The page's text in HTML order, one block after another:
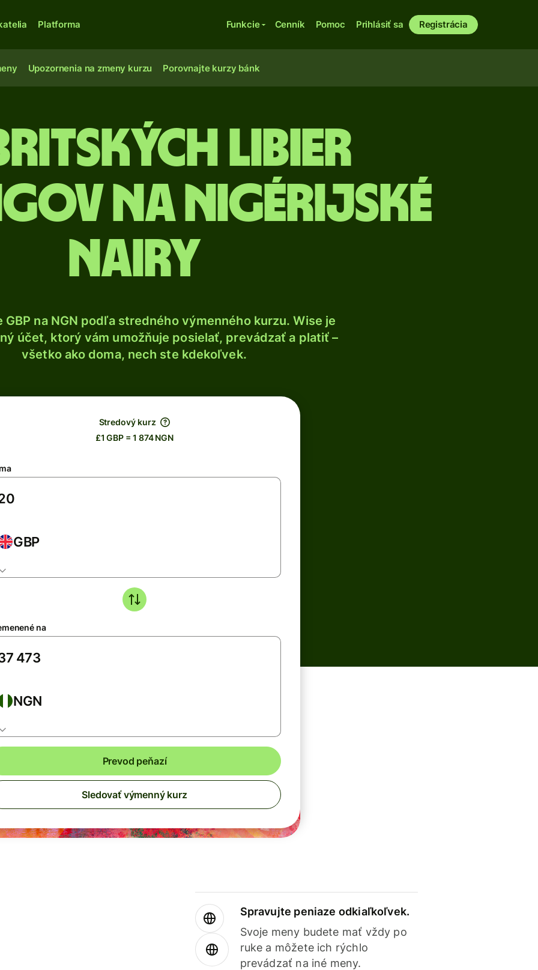
Platforma Funkcie Cenník Pomoc Prihlásiť sa Registrácia
Upozornenia na zmeny kurzu Porovnajte kurzy bánk
libier
na nigérijské
nairy
GBP na NGN podľa stredného výmenného kurzu. Wise je
účet, ktorý vám umožňuje posielať, prevádzať a platiť –
všetko ako doma, nech ste kdekoľvek.
Stredový kurz
£1 GBP = 1 874 NGN
GBP
na
NGN
Prevod peňazí
Sledovať výmenný kurz
Spravujte peniaze odkiaľkoľvek.
Svoje meny budete mať vždy po
ruke a môžete ich rýchlo
prevádzať na iné meny.